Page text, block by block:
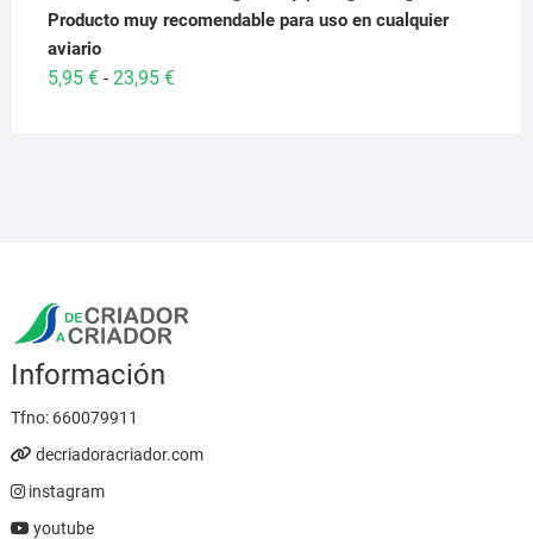
Producto muy recomendable para uso en cualquier
aviario
5,95 € - 23,95 €Rango
Información
Tfno: 660079911
decriadoracriador.com
instagram
youtube